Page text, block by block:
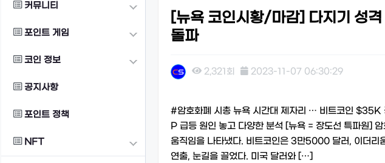
커뮤니티
포인트 게임
코인 정보
공지사항
포인트 정책
NFT
[뉴욕 코인시황/마감] 다지기 성
돌파
2,321회 2023-11-07 06:30:29
#암호화폐 시총 뉴욕 시간대 제자리 … 비트코인
P 급등 원인 놓고 다양한 분석 [뉴욕 = 장도선 특파원]
움직임을 나타냈다. 비트코인은 3만5000 달러, 이더
연출, 눈길을 끌었다. 미국 달러와 […]